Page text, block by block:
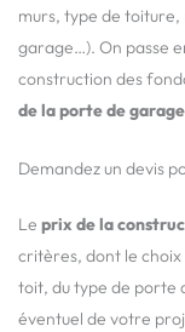
murs, type de
garage…). On passe
construction des
de la porte de garage
Demandez un devis
Le prix de la
critères, dont le
toit, du type de porte
éventuel de votre